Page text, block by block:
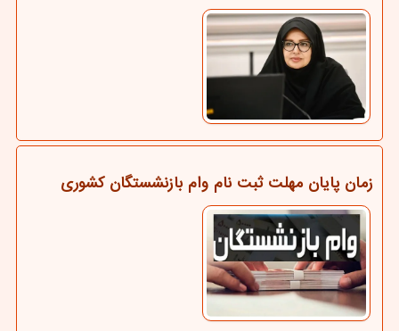
زمان پایان مهلت ثبت نام وام بازنشستگان کشوری